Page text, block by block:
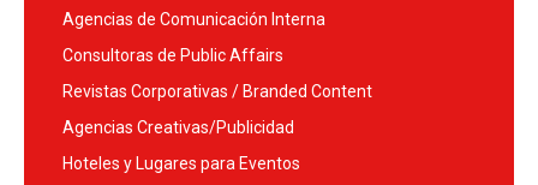
Agencias de Comunicación Interna
Consultoras de Public Affairs
Revistas Corporativas / Branded Content
Agencias Creativas/Publicidad
Hoteles y Lugares para Eventos